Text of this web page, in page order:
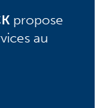
propose
au